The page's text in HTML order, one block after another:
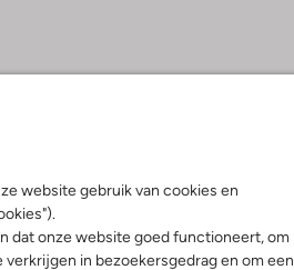
website gebruik van cookies en
dat onze website goed functioneert, om
in bezoekersgedrag en om een